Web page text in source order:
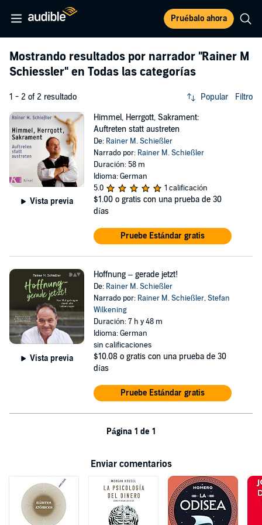
Pruébalo ahora
Mostrando resultados por narrador "Rainer M
Schiessler" en Todas las categorías
1 - 2 of 2 resultado Popular Filtro
Vista previa
Himmel, Herrgott, Sakrament:
Auftreten statt austreten
De: Rainer M. Schießler
Narrado por: Rainer M. Schießler
Duración: 58 m
Idioma: German
5.0
1 calificación
$1.00 o gratis con una prueba de 30
días
Pruebe Estándar gratis
Vista previa
Hoffnung – gerade jetzt!
De: Rainer M. Schießler
Narrado por: Rainer M. Schießler,Stefan
Wilkening
Duración: 7 h y 48 m
Idioma: German
sin calificaciones
$10.08 o gratis con una prueba de 30
días
Pruebe Estándar gratis
Página 1 de 1
Enviar comentarios